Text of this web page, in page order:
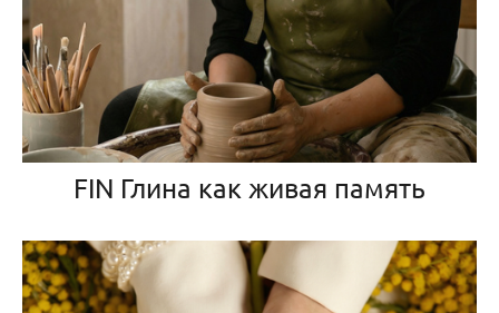
FIN Глина как живая память